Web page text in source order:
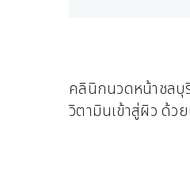
คลินิกนวดหน้าชลบุ
วิตามินเข้าสู่ผิว ด้ว